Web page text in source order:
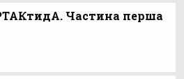
Частина перша